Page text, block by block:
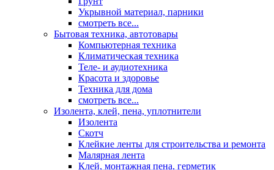
Укрывной материал, парники
смотреть все...
Бытовая техника, автотовары
Компьютерная техника
Климатическая техника
Теле- и аудиотехника
Красота и здоровье
Техника для дома
смотреть все...
Изолента, клей, пена, уплотнители
Изолента
Скотч
Клейкие ленты для строительства и ремонта
Малярная лента
Клей, монтажная пена, герметик